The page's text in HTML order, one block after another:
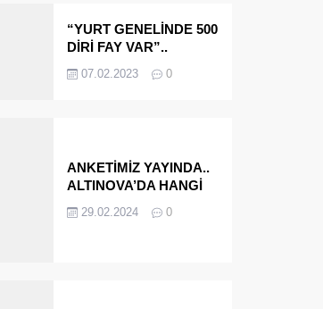
“YURT GENELİNDE 500
DİRİ FAY VAR”..
ÇINARCIK..
07.02.2023 0
ANKETİMİZ YAYINDA..
ALTINOVA’DA HANGİ
BAŞKANI OLARAK
29.02.2024 0